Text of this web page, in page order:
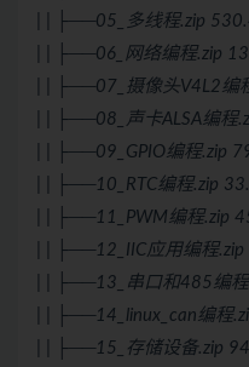
| | ├──05_多线程.zip
| | ├──06_网络编程.zip
| | ├──07_摄像头V4L2编
| | ├──08_声卡ALSA编程
| | ├──09_GPIO编程.zip
| | ├──10_RTC编程.zip
| | ├──11_PWM编程.zip
| | ├──12_IIC应用编程
| | ├──13_串口和485编
| | ├──14_linux_can编程
| | ├──15_存储设备.zip